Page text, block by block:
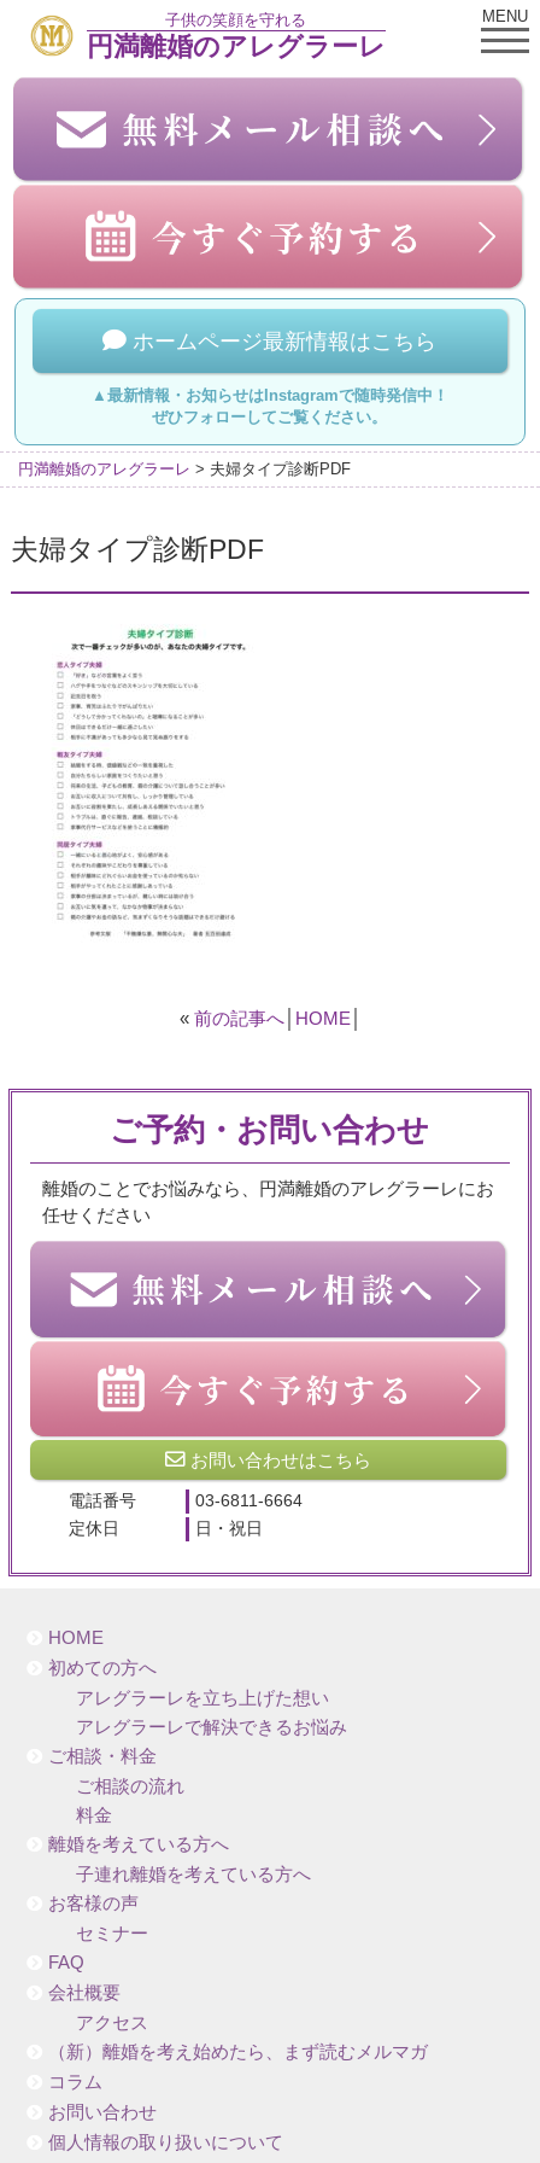
子供の笑顔を守れる
円満離婚のアレグラーレ
MENU
ホームページ最新情報はこちら
▲最新情報・お知らせはInstagramで随時発信中！
ぜひフォローしてご覧ください。
円満離婚のアレグラーレ > 夫婦タイプ診断PDF
夫婦タイプ診断PDF
« 前の記事へ│ HOME
ご予約・お問い合わせ
離婚のことでお悩みなら、円満離婚のアレグラーレにお
任せください
お問い合わせはこちら
電話番号
03-6811-6664
定休日
日・祝日
HOME
初めての方へ
アレグラーレを立ち上げた想い
アレグラーレで解決できるお悩み
ご相談・料金
ご相談の流れ
料金
離婚を考えている方へ
子連れ離婚を考えている方へ
お客様の声
セミナー
FAQ
会社概要
アクセス
（新）離婚を考え始めたら、まず読むメルマガ
コラム
お問い合わせ
個人情報の取り扱いについて